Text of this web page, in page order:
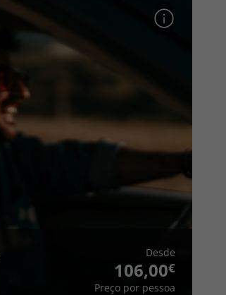
Desde
106,00
Preço por pessoa